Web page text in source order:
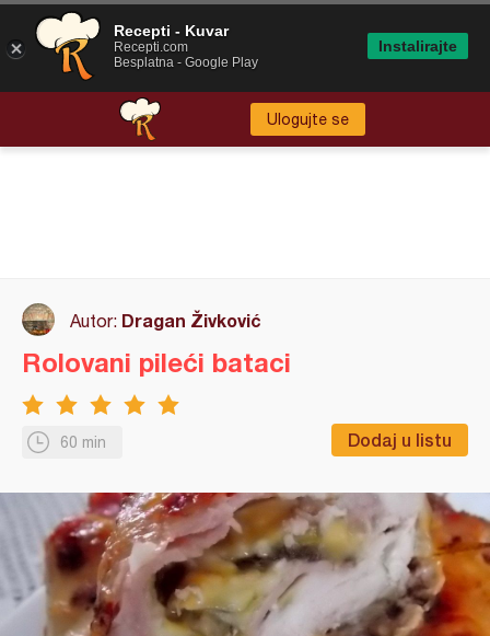
Ulogujte se
Autor: Dragan Živković
60 min Dodaj u listu
Rolovani pileći bataci
Recepti - Kuvar
Recepti.com
Besplatna - Google Play
Instalirajte